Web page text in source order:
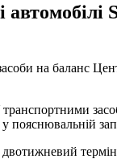
на баланс
пояснювальній
двотижневий